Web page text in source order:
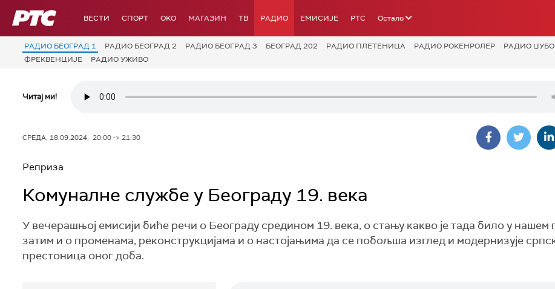
РТС ВЕСТИ СПОРТ OKO МАГАЗИН ТВ РАДИО ЕМИСИЈЕ РТС Остало
РАДИО БЕОГРАД 1 РАДИО БЕОГРАД 2 РАДИО БЕОГРАД 3 БЕОГРАД 202 РАДИО ПЛЕТЕНИЦА РАДИО РОКЕНРОЛЕР РАДИО
ФРЕКВЕНЦИЈЕ
РАДИО УЖИВО
Читај ми!
СРЕДА, 18.09.2024, 20:00 -> 21:30
Реприза
Комуналне службе у Београду 19. века
У вечерашњој емисији биће речи о Београду средином 19. века, о стању какво је тада било у нашем
затим и о променама, реконструкцијама и о настојањима да се побољша изглед и модернизује
престоница оног доба.